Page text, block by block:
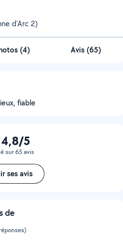
d'Arc 2)
(4) Avis (65)
fiable
4,8/5
sur 65 avis
ses avis
de